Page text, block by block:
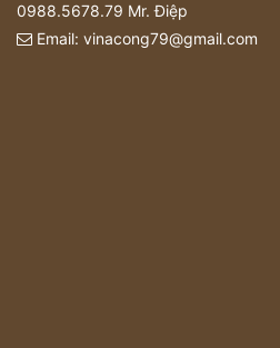
0988.5678.79 Mr. Điệp
Email: vinacong79@gmail.com